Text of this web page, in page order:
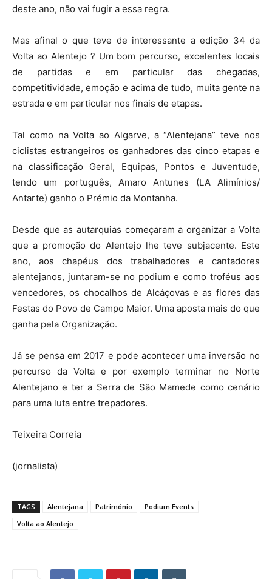
deste ano, não vai fugir a essa regra.
Mas afinal o que teve de interessante a edição 34 da
Volta ao Alentejo ? Um bom percurso, excelentes locais
de partidas e em particular das chegadas,
competitividade, emoção e acima de tudo, muita gente na
estrada e em particular nos finais de etapas.
Tal como na Volta ao Algarve, a “Alentejana” teve nos
ciclistas estrangeiros os ganhadores das cinco etapas e
na classificação Geral, Equipas, Pontos e Juventude,
tendo um português, Amaro Antunes (LA Alimínios/
Antarte) ganho o Prémio da Montanha.
Desde que as autarquias começaram a organizar a Volta
que a promoção do Alentejo lhe teve subjacente. Este
ano, aos chapéus dos trabalhadores e cantadores
alentejanos, juntaram-se no podium e como troféus aos
vencedores, os chocalhos de Alcáçovas e as flores das
Festas do Povo de Campo Maior. Uma aposta mais do que
ganha pela Organização.
Já se pensa em 2017 e pode acontecer uma inversão no
percurso da Volta e por exemplo terminar no Norte
Alentejano e ter a Serra de São Mamede como cenário
para uma luta entre trepadores.
Teixeira Correia
(jornalista)
TAGS Alentejana Património
Podium Events
Volta ao Alentejo